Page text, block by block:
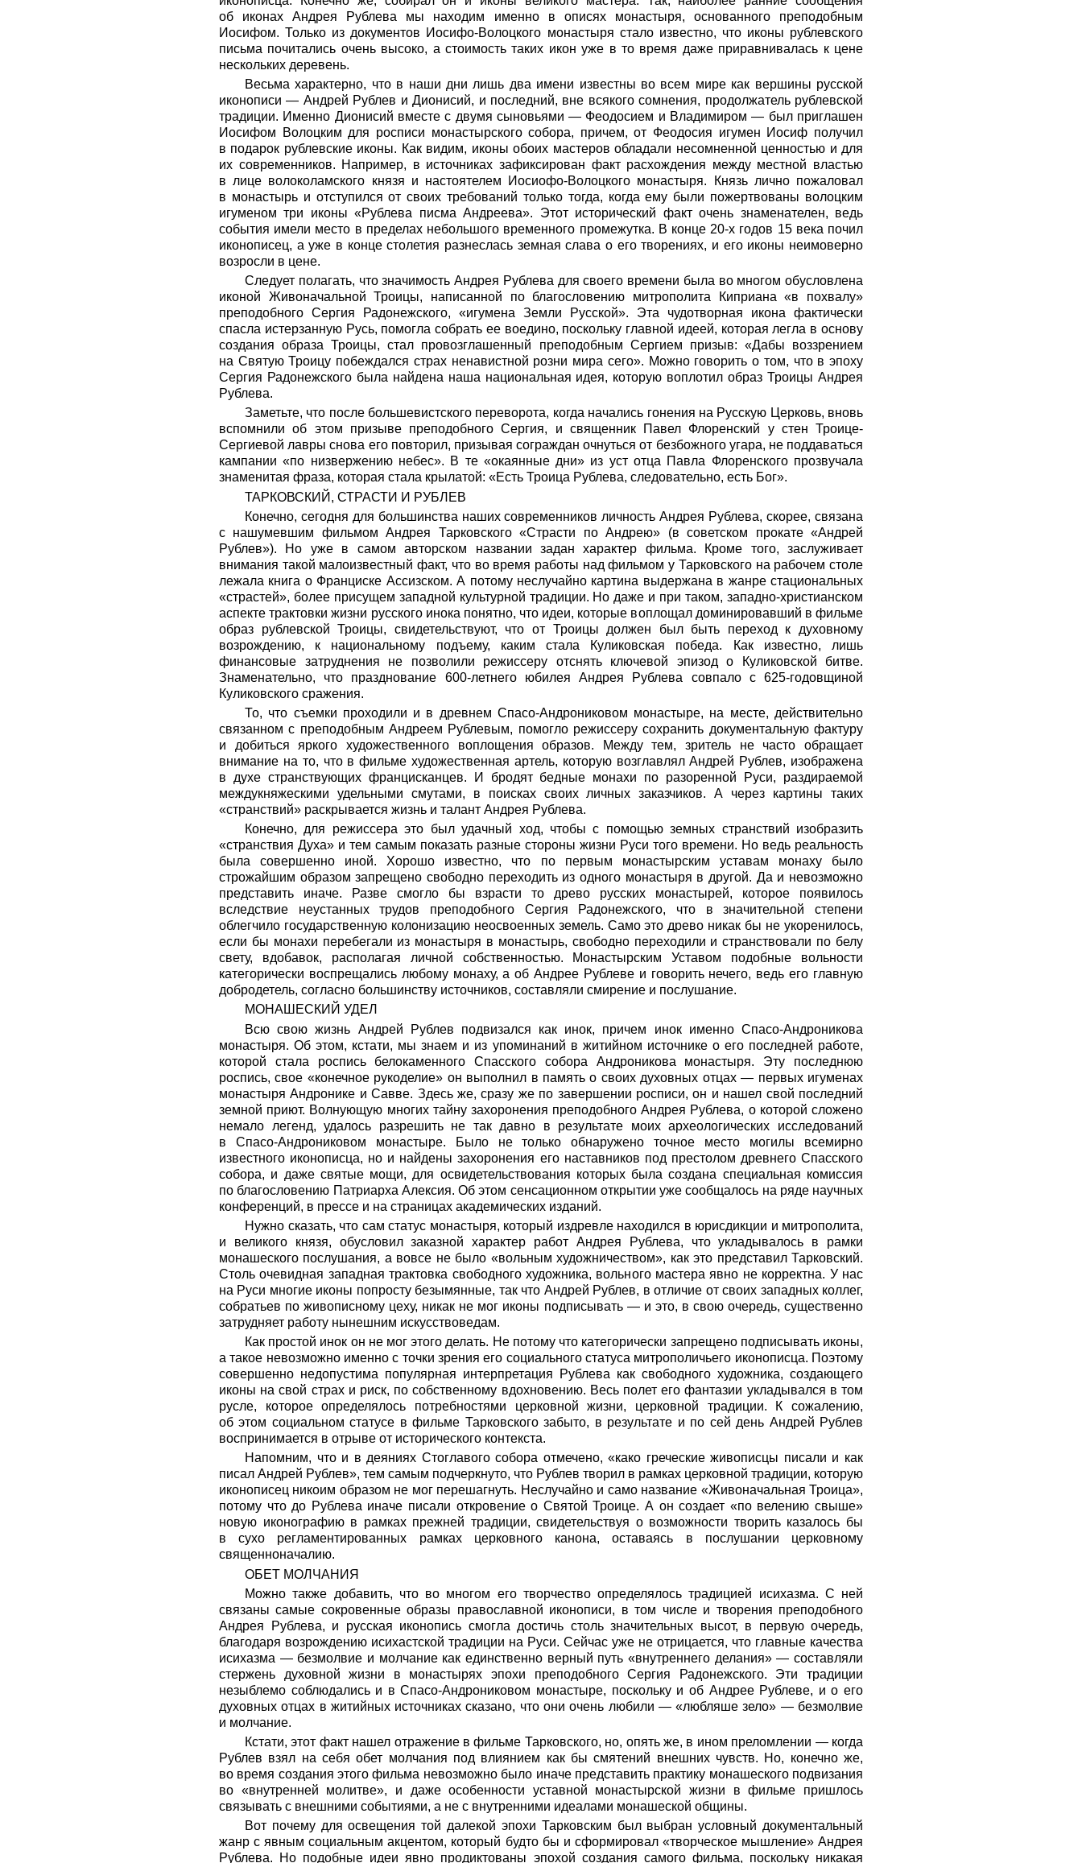
об иконах Андрея Рублева мы находим именно в описях монастыря, основанного преподобным
Иосифом. Только из документов Иосифо-Волоцкого монастыря стало известно, что иконы рублевского
письма почитались очень высоко, а стоимость таких икон уже в то время даже приравнивалась к цене
нескольких деревень.
Весьма характерно, что в наши дни лишь два имени известны во всем мире как вершины русской
иконописи — Андрей Рублев и Дионисий, и последний, вне всякого сомнения, продолжатель рублевской
традиции. Именно Дионисий вместе с двумя сыновьями — Феодосием и Владимиром — был приглашен
Иосифом Волоцким для росписи монастырского собора, причем, от Феодосия игумен Иосиф получил
в подарок рублевские иконы. Как видим, иконы обоих мастеров обладали несомненной ценностью и для
их современников. Например, в источниках зафиксирован факт расхождения между местной властью
в лице волоколамского князя и настоятелем Иосиофо-Волоцкого монастыря. Князь лично пожаловал
в монастырь и отступился от своих требований только тогда, когда ему были пожертвованы волоцким
игуменом три иконы «Рублева писма Андреева». Этот исторический факт очень знаменателен, ведь
события имели место в пределах небольшого временного промежутка. В конце 20-х годов 15 века почил
иконописец, а уже в конце столетия разнеслась земная слава о его творениях, и его иконы неимоверно
возросли в цене.
Следует полагать, что значимость Андрея Рублева для своего времени была во многом обусловлена
иконой Живоначальной Троицы, написанной по благословению митрополита Киприана «в похвалу»
преподобного Сергия Радонежского, «игумена Земли Русской». Эта чудотворная икона фактически
спасла истерзанную Русь, помогла собрать ее воедино, поскольку главной идеей, которая легла в основу
создания образа Троицы, стал провозглашенный преподобным Сергием призыв: «Дабы воззрением
на Святую Троицу побеждался страх ненавистной розни мира сего». Можно говорить о том, что в эпоху
Сергия Радонежского была найдена наша национальная идея, которую воплотил образ Троицы Андрея
Рублева.
Заметьте, что после большевистского переворота, когда начались гонения на Русскую Церковь, вновь
вспомнили об этом призыве преподобного Сергия, и священник Павел Флоренский у стен Троице-
Сергиевой лавры снова его повторил, призывая сограждан очнуться от безбожного угара, не поддаваться
кампании «по низвержению небес». В те «окаянные дни» из уст отца Павла Флоренского прозвучала
знаменитая фраза, которая стала крылатой: «Есть Троица Рублева, следовательно, есть Бог».
ТАРКОВСКИЙ, СТРАСТИ И РУБЛЕВ
Конечно, сегодня для большинства наших современников личность Андрея Рублева, скорее, связана
с нашумевшим фильмом Андрея Тарковского «Страсти по Андрею» (в советском прокате «Андрей
Рублев»). Но уже в самом авторском названии задан характер фильма. Кроме того, заслуживает
внимания такой малоизвестный факт, что во время работы над фильмом у Тарковского на рабочем столе
лежала книга о Франциске Ассизском. А потому неслучайно картина выдержана в жанре стациональных
«страстей», более присущем западной культурной традиции. Но даже и при таком, западно-христианском
аспекте трактовки жизни русского инока понятно, что идеи, которые воплощал доминировавший в фильме
образ рублевской Троицы, свидетельствуют, что от Троицы должен был быть переход к духовному
возрождению, к национальному подъему, каким стала Куликовская победа. Как известно, лишь
финансовые затруднения не позволили режиссеру отснять ключевой эпизод о Куликовской битве.
Знаменательно, что празднование 600-летнего юбилея Андрея Рублева совпало с 625-годовщиной
Куликовского сражения.
То, что съемки проходили и в древнем Спасо-Андрониковом монастыре, на месте, действительно
связанном с преподобным Андреем Рублевым, помогло режиссеру сохранить документальную фактуру
и добиться яркого художественного воплощения образов. Между тем, зритель не часто обращает
внимание на то, что в фильме художественная артель, которую возглавлял Андрей Рублев, изображена
в духе странствующих францисканцев. И бродят бедные монахи по разоренной Руси, раздираемой
междукняжескими удельными смутами, в поисках своих личных заказчиков. А через картины таких
«странствий» раскрывается жизнь и талант Андрея Рублева.
Конечно, для режиссера это был удачный ход, чтобы с помощью земных странствий изобразить
«странствия Духа» и тем самым показать разные стороны жизни Руси того времени. Но ведь реальность
была совершенно иной. Хорошо известно, что по первым монастырским уставам монаху было
строжайшим образом запрещено свободно переходить из одного монастыря в другой. Да и невозможно
представить иначе. Разве смогло бы взрасти то древо русских монастырей, которое появилось
вследствие неустанных трудов преподобного Сергия Радонежского, что в значительной степени
облегчило государственную колонизацию неосвоенных земель. Само это древо никак бы не укоренилось,
если бы монахи перебегали из монастыря в монастырь, свободно переходили и странствовали по белу
свету, вдобавок, располагая личной собственностью. Монастырским Уставом подобные вольности
категорически воспрещались любому монаху, а об Андрее Рублеве и говорить нечего, ведь его главную
добродетель, согласно большинству источников, составляли смирение и послушание.
МОНАШЕСКИЙ УДЕЛ
Всю свою жизнь Андрей Рублев подвизался как инок, причем инок именно Спасо-Андроникова
монастыря. Об этом, кстати, мы знаем и из упоминаний в житийном источнике о его последней работе,
которой стала роспись белокаменного Спасского собора Андроникова монастыря. Эту последнюю
роспись, свое «конечное рукоделие» он выполнил в память о своих духовных отцах — первых игуменах
монастыря Андронике и Савве. Здесь же, сразу же по завершении росписи, он и нашел свой последний
земной приют. Волнующую многих тайну захоронения преподобного Андрея Рублева, о которой сложено
немало легенд, удалось разрешить не так давно в результате моих археологических исследований
в Спасо-Андрониковом монастыре. Было не только обнаружено точное место могилы всемирно
известного иконописца, но и найдены захоронения его наставников под престолом древнего Спасского
собора, и даже святые мощи, для освидетельствования которых была создана специальная комиссия
по благословению Патриарха Алексия. Об этом сенсационном открытии уже сообщалось на ряде научных
конференций, в прессе и на страницах академических изданий.
Нужно сказать, что сам статус монастыря, который издревле находился в юрисдикции и митрополита,
и великого князя, обусловил заказной характер работ Андрея Рублева, что укладывалось в рамки
монашеского послушания, а вовсе не было «вольным художничеством», как это представил Тарковский.
Столь очевидная западная трактовка свободного художника, вольного мастера явно не корректна. У нас
на Руси многие иконы попросту безымянные, так что Андрей Рублев, в отличие от своих западных коллег,
собратьев по живописному цеху, никак не мог иконы подписывать — и это, в свою очередь, существенно
затрудняет работу нынешним искусствоведам.
Как простой инок он не мог этого делать. Не потому что категорически запрещено подписывать иконы,
а такое невозможно именно с точки зрения его социального статуса митрополичьего иконописца. Поэтому
совершенно недопустима популярная интерпретация Рублева как свободного художника, создающего
иконы на свой страх и риск, по собственному вдохновению. Весь полет его фантазии укладывался в том
русле, которое определялось потребностями церковной жизни, церковной традиции. К сожалению,
об этом социальном статусе в фильме Тарковского забыто, в результате и по сей день Андрей Рублев
воспринимается в отрыве от исторического контекста.
Напомним, что и в деяниях Стоглавого собора отмечено, «како греческие живописцы писали и как
писал Андрей Рублев», тем самым подчеркнуто, что Рублев творил в рамках церковной традиции, которую
иконописец никоим образом не мог перешагнуть. Неслучайно и само название «Живоначальная Троица»,
потому что до Рублева иначе писали откровение о Святой Троице. А он создает «по велению свыше»
новую иконографию в рамках прежней традиции, свидетельствуя о возможности творить казалось бы
в сухо регламентированных рамках церковного канона, оставаясь в послушании церковному
священноначалию.
ОБЕТ МОЛЧАНИЯ
Можно также добавить, что во многом его творчество определялось традицией исихазма. С ней
связаны самые сокровенные образы православной иконописи, в том числе и творения преподобного
Андрея Рублева, и русская иконопись смогла достичь столь значительных высот, в первую очередь,
благодаря возрождению исихастской традиции на Руси. Сейчас уже не отрицается, что главные качества
исихазма — безмолвие и молчание как единственно верный путь «внутреннего делания» — составляли
стержень духовной жизни в монастырях эпохи преподобного Сергия Радонежского. Эти традиции
незыблемо соблюдались и в Спасо-Андрониковом монастыре, поскольку и об Андрее Рублеве, и о его
духовных отцах в житийных источниках сказано, что они очень любили — «любляше зело» — безмолвие
и молчание.
Кстати, этот факт нашел отражение в фильме Тарковского, но, опять же, в ином преломлении — когда
Рублев взял на себя обет молчания под влиянием как бы смятений внешних чувств. Но, конечно же,
во время создания этого фильма невозможно было иначе представить практику монашеского подвизания
во «внутренней молитве», и даже особенности уставной монастырской жизни в фильме пришлось
связывать с внешними событиями, а не с внутренними идеалами монашеской общины.
Вот почему для освещения той далекой эпохи Тарковским был выбран условный документальный
жанр с явным социальным акцентом, который будто бы и сформировал «творческое мышление» Андрея
Рублева. Но подобные идеи явно продиктованы эпохой создания самого фильма, поскольку никакая